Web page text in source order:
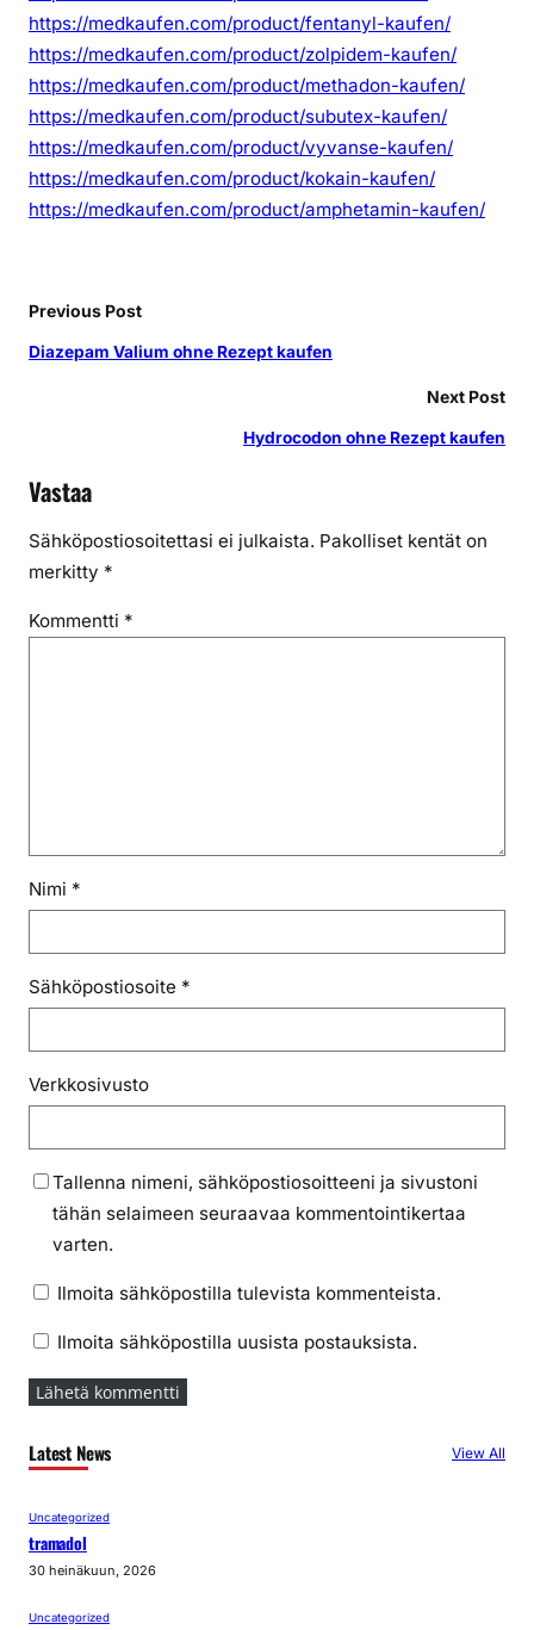
https://medkaufen.com/product/fentanyl-kaufen/
https://medkaufen.com/product/zolpidem-kaufen/
https://medkaufen.com/product/methadon-kaufen/
https://medkaufen.com/product/subutex-kaufen/
https://medkaufen.com/product/vyvanse-kaufen/
https://medkaufen.com/product/kokain-kaufen/
https://medkaufen.com/product/amphetamin-kaufen/
Previous Post
Diazepam Valium ohne Rezept kaufen
Next Post
Hydrocodon ohne Rezept kaufen
Vastaa
Sähköpostiosoitettasi ei julkaista. Pakolliset kentät on
merkitty *
Kommentti *
Nimi *
Sähköpostiosoite *
Verkkosivusto
Tallenna nimeni, sähköpostiosoitteeni ja sivustoni
tähän selaimeen seuraavaa kommentointikertaa
varten.
Ilmoita sähköpostilla tulevista kommenteista.
Ilmoita sähköpostilla uusista postauksista.
Latest News View All
Uncategorized
tramadol
30 heinäkuun, 2026
Uncategorized